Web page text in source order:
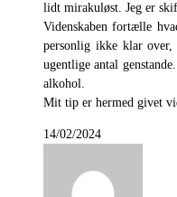
lidt mirakuløst. Jeg er
Videnskaben fortælle
personlig ikke klar over,
ugentlige antal
alkohol.
Mit tip er hermed givet
14/02/2024